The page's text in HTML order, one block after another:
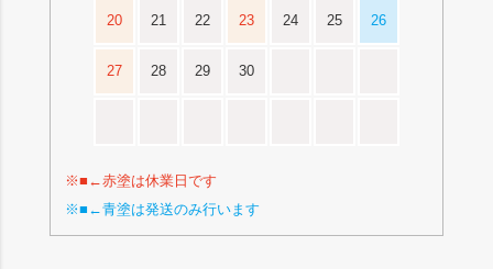
20 21 22 23 24 25 26
27 28 29 30
※■←赤塗は休業日です
※■←青塗は発送のみ行います